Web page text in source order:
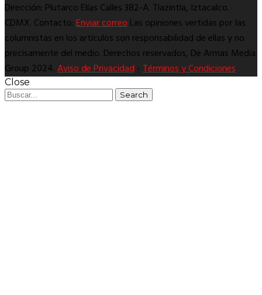
Dirección: Plutarco Elías Calles 382-A. Tlazintla, Iztacalco.
CDMX. Contacto:Enviar correoLas opiniones vertidas por las
columnistas en los artículos son responsabilidad de ellas y no
precisamente del medio. Derechos reservados, De Armas Media
Group 2024.Aviso de Privacidad-Términos y Condiciones
Close